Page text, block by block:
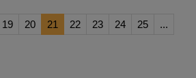
19 20 21 22 23 24 25
...